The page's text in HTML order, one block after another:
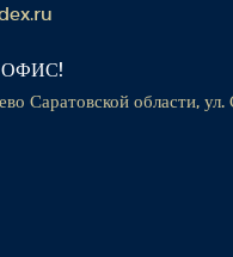
Саратовской области, ул.